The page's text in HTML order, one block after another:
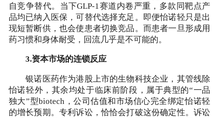
自竞争替代。当下GLP-1赛道内卷严重，多款同靶点产
品均已纳入医保，可替代选择充足。即便怡诺轻只是出
现短暂断供，也会使患者切换竞品。而患者一旦形成用
药习惯和身体耐受，回流几乎是不可能的。
3.资本市场的连锁反应
银诺医药作为港股上市的生物科技企业，其管线除
怡诺轻外，其余均处于临床前阶段，属于典型的“一品
独大”型biotech，公司估值和市场信心完全绑定怡诺轻
的增长预期。专利诉讼，恰恰会打破这份确定性。诉讼